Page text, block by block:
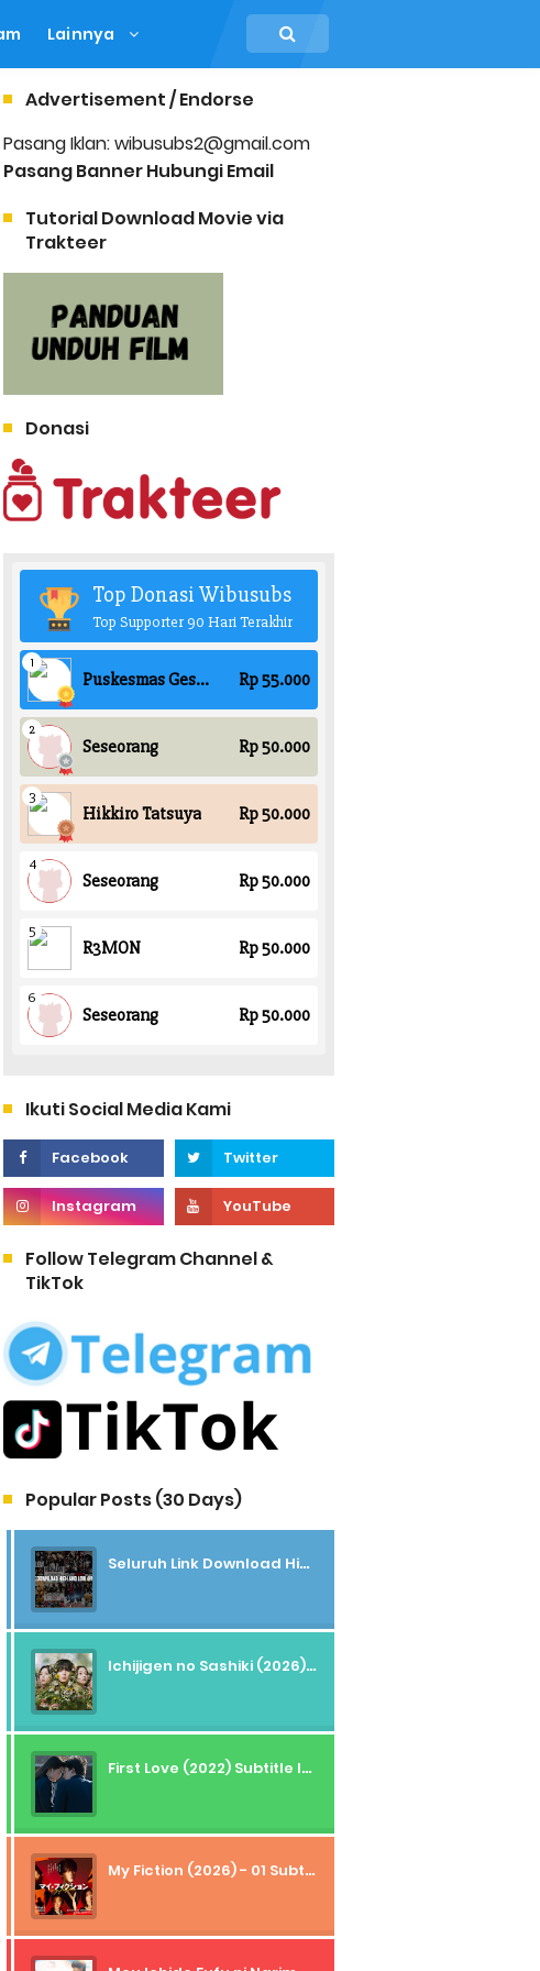
Lainnya
Advertisement / Endorse
Pasang Iklan: wibusubs2@gmail.com
Pasang Banner Hubungi Email
Tutorial Download Movie via
Trakteer
Donasi
Ikuti Social Media Kami
Follow Telegram Channel &
TikTok
Popular Posts (30 Days)
Seluruh Link Download High And Low Subtitle Indonesia
Ichijigen no Sashiki (2026) - 01 Subtitle Indonesia
First Love (2022) Subtitle Indonesia + Tanpa Iklan + Streaming + 1080p
My Fiction (2026) - 01 Subtitle Indonesia